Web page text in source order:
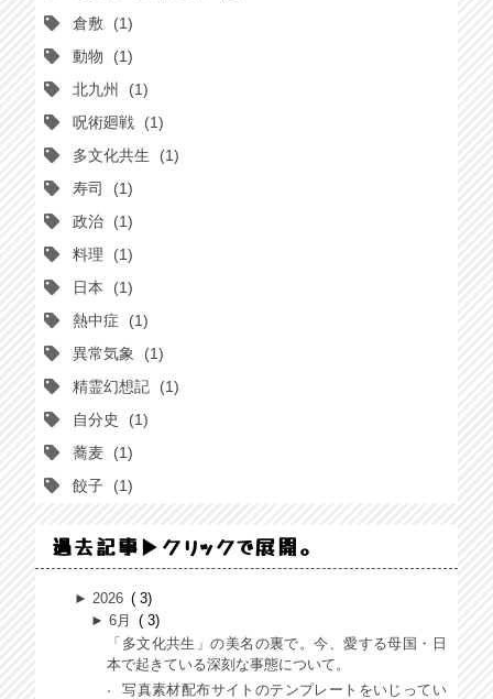
倉敷
1
動物
1
北九州
1
呪術廻戦
1
多文化共生
1
寿司
1
政治
1
料理
1
日本
1
熱中症
1
異常気象
1
精霊幻想記
1
自分史
1
蕎麦
1
餃子
1
過去記事▶クリックで展開。
►2026
3
►6月
3
「多文化共生」の美名の裏で。今、愛する母国・日
本で起きている深刻な事態について。
写真素材配布サイトのテンプレートをいじってい